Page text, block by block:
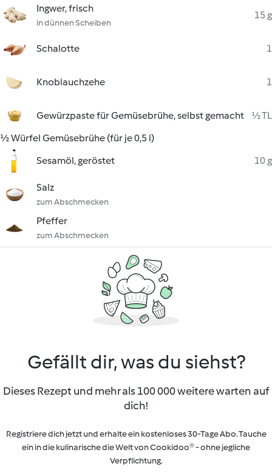
Ingwer, frisch
in dünnen Scheiben
15 g
Schalotte 1
Knoblauchzehe 1
Gewürzpaste für Gemüsebrühe, selbst gemacht
½ TL
½ Würfel Gemüsebrühe (für je 0,5 l)
Sesamöl, geröstet
10 g
Salz
zum Abschmecken
Pfeffer
zum Abschmecken
Gefällt dir, was du siehst?
Dieses Rezept und mehr als 100 000 weitere warten auf
dich!
Registriere dich jetzt und erhalte ein kostenloses 30-Tage Abo. Tauche
ein in die kulinarische die Welt von Cookidoo® - ohne jegliche
Verpflichtung.